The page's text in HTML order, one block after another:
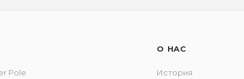
Pole
О НАС
История